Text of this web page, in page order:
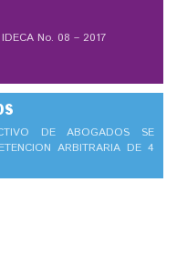
No. 08 – 2017
DE ABOGADOS SE
ARBITRARIA DE 4